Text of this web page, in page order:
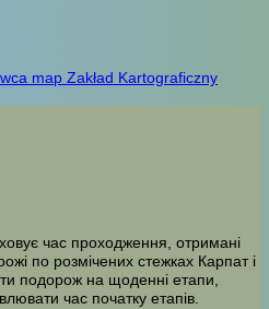
час проходження, отримані
по розмічених стежках Карпат і
подорож на щоденні етапи,
час початку етапів.